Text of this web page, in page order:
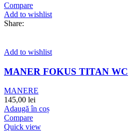
Compare
Add to wishlist
Share:
Add to wishlist
MANER FOKUS TITAN WC
MANERE
145,00 lei
Adaugă în coș
Compare
Quick view